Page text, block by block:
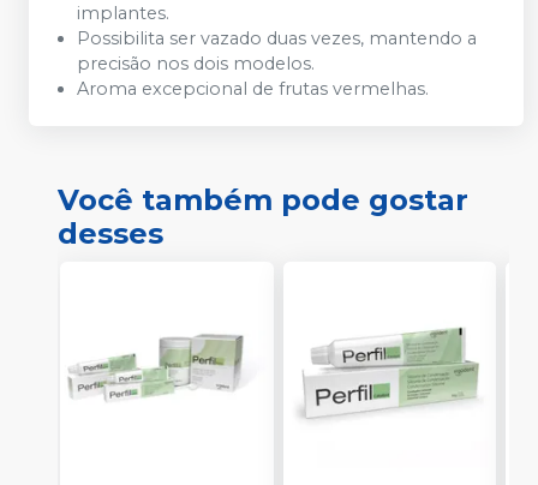
implantes.
Possibilita ser vazado duas vezes, mantendo a
precisão nos dois modelos.
Aroma excepcional de frutas vermelhas.
Você também pode gostar
desses